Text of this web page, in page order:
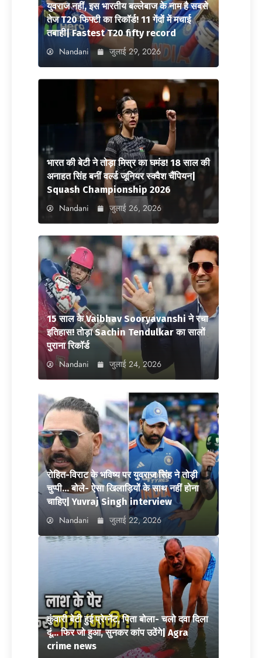
युवराज नहीं, इस भारतीय बल्लेबाज के नाम है सबसे
तेज T20 फिफ्टी का रिकॉर्ड! 11 गेंदों में मचाई
तबाही| Fastest T20 fifty record
Nandani जुलाई 29, 2026
भारत की बेटी ने तोड़ा मिस्र का घमंड! 18 साल की
अनाहत सिंह बनीं वर्ल्ड जूनियर स्क्वैश चैंपियन|
Squash Championship 2026
Nandani जुलाई 26, 2026
15 साल के Vaibhav Sooryavanshi ने रचा
इतिहास! तोड़ा Sachin Tendulkar का सालों
पुराना रिकॉर्ड
Nandani जुलाई 24, 2026
रोहित-विराट के भविष्य पर युवराज सिंह ने तोड़ी
चुप्पी… बोले- ऐसा खिलाड़ियों के साथ नहीं होना
चाहिए| Yuvraj Singh interview
Nandani जुलाई 22, 2026
कुंवारी बेटी हुई प्रेग्नेंट, पिता बोला- चलो दवा दिला
दूं… फिर जो हुआ, सुनकर कांप उठेंगे| Agra
crime news